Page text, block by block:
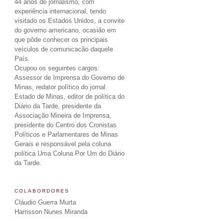
44 anos de jornalismo, com
experiência internacional, tendo
visitado os Estados Unidos, a convite
do governo americano, ocasião em
que pôde conhecer os principais
veículos de comunicacão daquele
País.
Ocupou os seguintes cargos:
Assessor de Imprensa do Governo de
Minas, redator político do jornal
Estado de Minas, editor de política do
Diário da Tarde, presidente da
Associação Mineira de Imprensa,
presidente do Centro dos Cronistas
Políticos e Parlamentares de Minas
Gerais e responsável pela coluna
política Uma Coluna Por Um do Diário
da Tarde.
COLABORDORES
Cláudio Guerra Murta
Harrisson Nunes Miranda